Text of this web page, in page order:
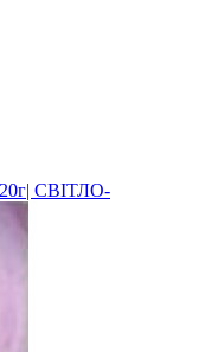
20г| СВІТЛО-